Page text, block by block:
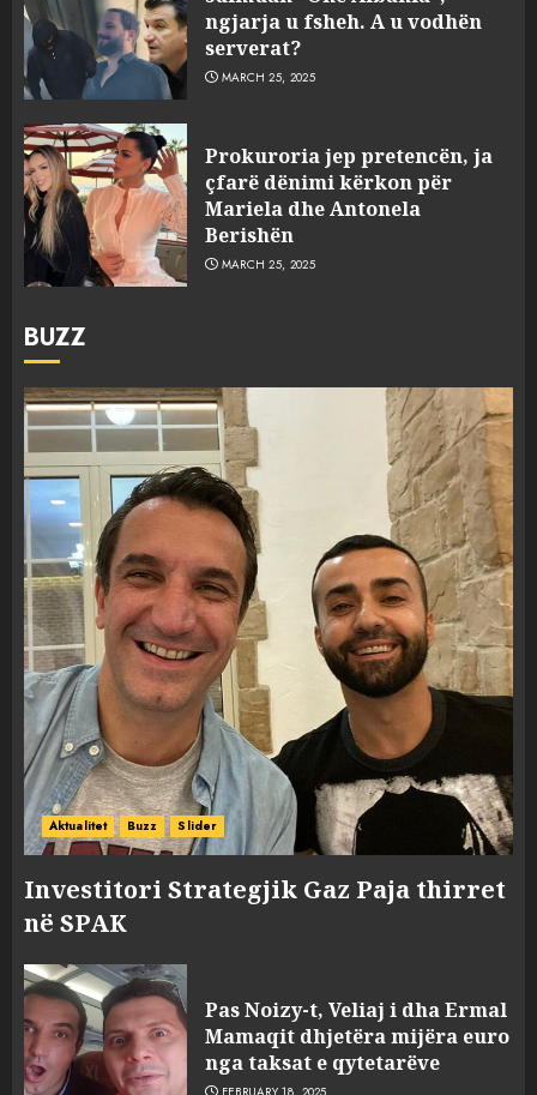
ngjarja u fsheh. A u vodhën
serverat?
MARCH 25, 2025
Prokuroria jep pretencën, ja
çfarë dënimi kërkon për
Mariela dhe Antonela
Berishën
MARCH 25, 2025
BUZZ
Aktualitet Buzz Slider
Investitori Strategjik Gaz Paja thirret
në SPAK
Pas Noizy-t, Veliaj i dha Ermal
Mamaqit dhjetëra mijëra euro
nga taksat e qytetarëve